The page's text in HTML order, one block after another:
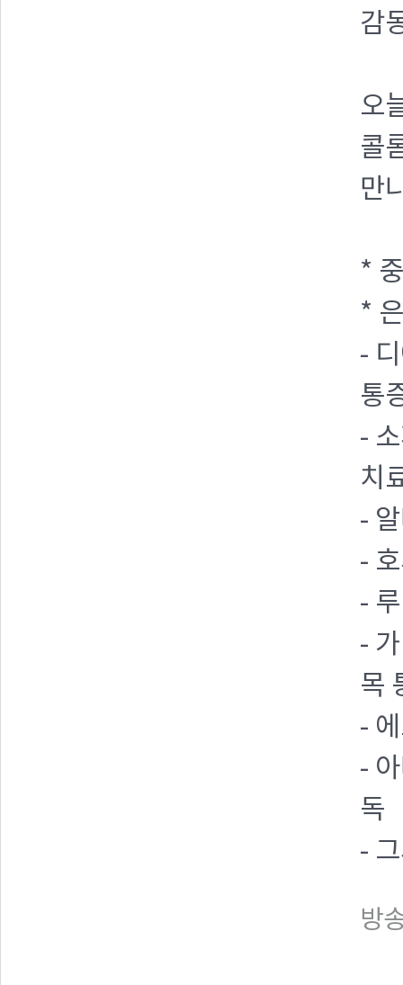
감
오
콜
만
*
*
-
통
-
치
-
-
-
-
목
-
-
독
-
방